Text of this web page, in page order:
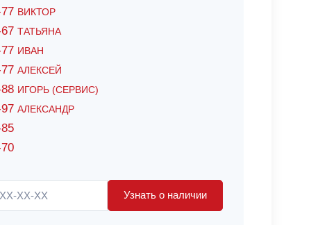
ВИКТОР
ТАТЬЯНА
ИВАН
АЛЕКСЕЙ
ИГОРЬ (СЕРВИС)
АЛЕКСАНДР
Узнать о наличии